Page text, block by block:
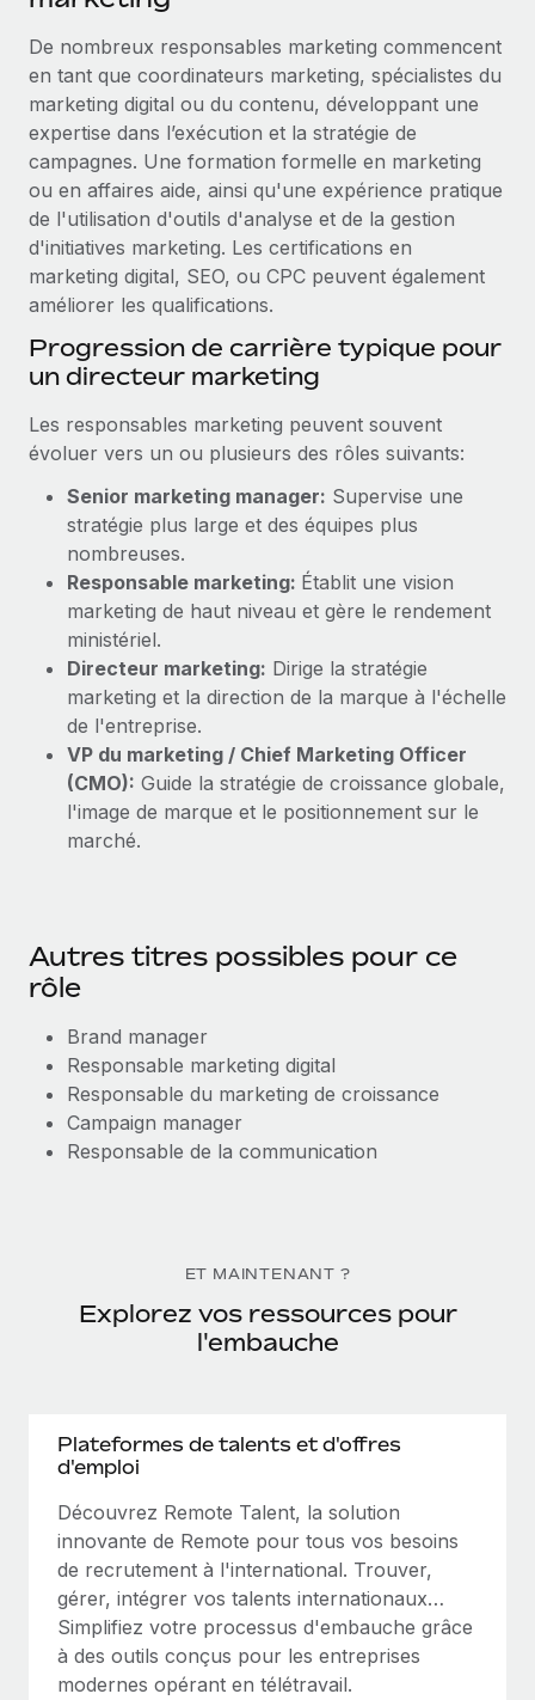
De nombreux responsables marketing commencent
en tant que coordinateurs marketing, spécialistes du
marketing digital ou du contenu, développant une
expertise dans l’exécution et la stratégie de
campagnes. Une formation formelle en marketing
ou en affaires aide, ainsi qu'une expérience pratique
de l'utilisation d'outils d'analyse et de la gestion
d'initiatives marketing. Les certifications en
marketing digital, SEO, ou CPC peuvent également
améliorer les qualifications.
Progression de carrière typique pour
un directeur marketing
Les responsables marketing peuvent souvent
évoluer vers un ou plusieurs des rôles suivants:
Senior marketing manager: Supervise une
stratégie plus large et des équipes plus
nombreuses.
Responsable marketing: Établit une vision
marketing de haut niveau et gère le rendement
ministériel.
Directeur marketing: Dirige la stratégie
marketing et la direction de la marque à l'échelle
de l'entreprise.
VP du marketing / Chief Marketing Officer
(CMO): Guide la stratégie de croissance globale,
l'image de marque et le positionnement sur le
marché.
Autres titres possibles pour ce
rôle
Brand manager
Responsable marketing digital
Responsable du marketing de croissance
Campaign manager
Responsable de la communication
ET MAINTENANT ?
Explorez vos ressources pour
l'embauche
Plateformes de talents et d'offres
d'emploi
Découvrez Remote Talent, la solution
innovante de Remote pour tous vos besoins
de recrutement à l'international. Trouver,
gérer, intégrer vos talents internationaux…
Simplifiez votre processus d'embauche grâce
à des outils conçus pour les entreprises
modernes opérant en télétravail.